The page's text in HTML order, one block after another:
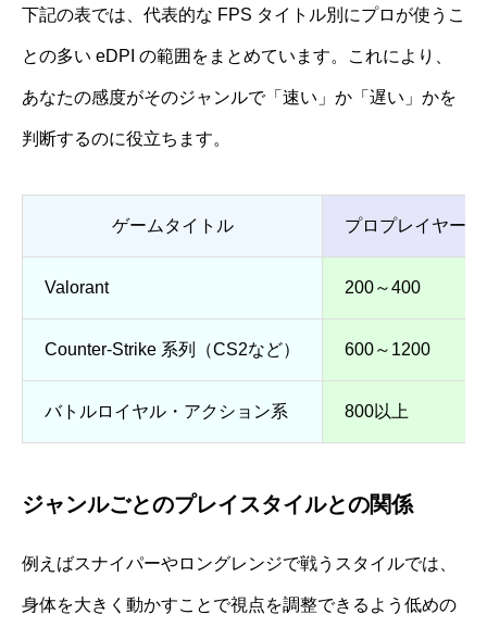
下記の表では、代表的な FPS タイトル別にプロが使うこ
との多い eDPI の範囲をまとめています。これにより、
あなたの感度がそのジャンルで「速い」か「遅い」かを
判断するのに役立ちます。
ゲームタイトル プロプレイヤー
Valorant 200～400
Counter-Strike 系列（CS2など） 600～1200
バトルロイヤル・アクション系 800以上
ジャンルごとのプレイスタイルとの関係
例えばスナイパーやロングレンジで戦うスタイルでは、
身体を大きく動かすことで視点を調整できるよう低めの